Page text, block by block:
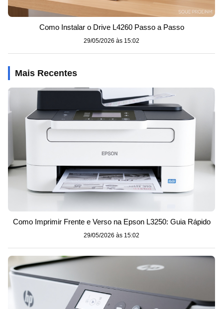
Como Instalar o Drive L4260 Passo a Passo
29/05/2026 às 15:02
Mais Recentes
Como Imprimir Frente e Verso na Epson L3250: Guia Rápido
29/05/2026 às 15:02